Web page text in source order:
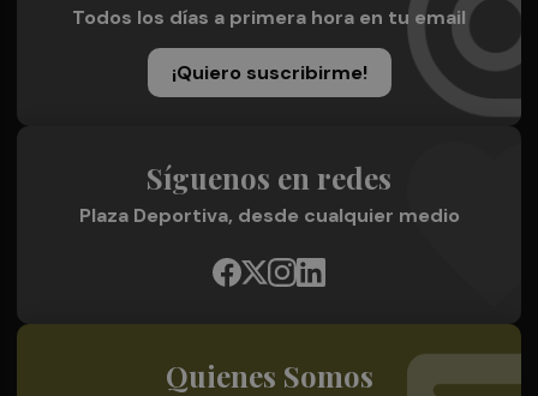
Todos los días a primera hora en tu email
¡Quiero suscribirme!
Síguenos en redes
Plaza Deportiva, desde cualquier medio
Quienes Somos